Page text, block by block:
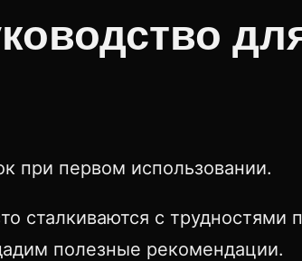
при первом использовании.
сталкиваются с трудностями
полезные рекомендации.